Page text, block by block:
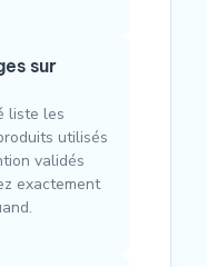
sur
liste les
utilisés
validés
exactement